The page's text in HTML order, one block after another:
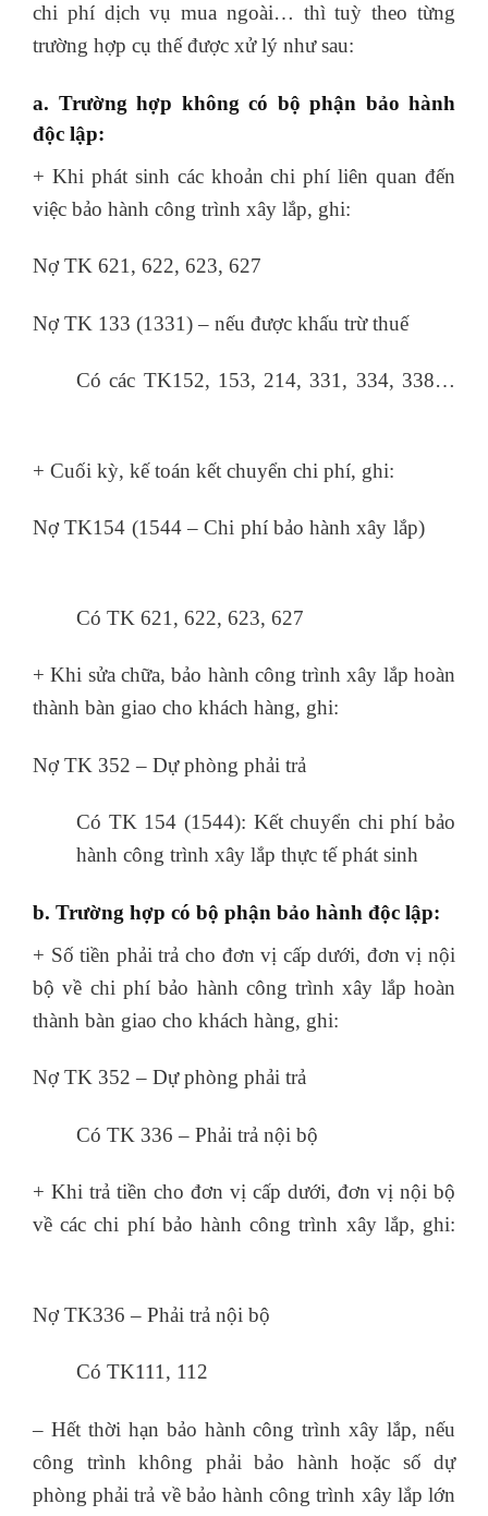
chi phí dịch vụ mua ngoài… thì tuỳ theo từng
trường hợp cụ thế được xử lý như sau:
a. Trường hợp không có bộ phận bảo hành
độc lập:
+ Khi phát sinh các khoản chi phí liên quan đến
việc bảo hành công trình xây lắp, ghi:
Nợ TK 621, 622, 623, 627
Nợ TK 133 (1331) – nếu được khấu trừ thuế
Có các TK152, 153, 214, 331, 334, 338…
+ Cuối kỳ, kế toán kết chuyển chi phí, ghi:
Nợ TK154 (1544 – Chi phí bảo hành xây lắp)
Có TK 621, 622, 623, 627
+ Khi sửa chữa, bảo hành công trình xây lắp hoàn
thành bàn giao cho khách hàng, ghi:
Nợ TK 352 – Dự phòng phải trả
Có TK 154 (1544): Kết chuyển chi phí bảo
hành công trình xây lắp thực tế phát sinh
b. Trường hợp có bộ phận bảo hành độc lập:
+ Số tiền phải trả cho đơn vị cấp dưới, đơn vị nội
bộ về chi phí bảo hành công trình xây lắp hoàn
thành bàn giao cho khách hàng, ghi:
Nợ TK 352 – Dự phòng phải trả
Có TK 336 – Phải trả nội bộ
+ Khi trả tiền cho đơn vị cấp dưới, đơn vị nội bộ
về các chi phí bảo hành công trình xây lắp, ghi:
Nợ TK336 – Phải trả nội bộ
Có TK111, 112
– Hết thời hạn bảo hành công trình xây lắp, nếu
công trình không phải bảo hành hoặc số dự
phòng phải trả về bảo hành công trình xây lắp lớn